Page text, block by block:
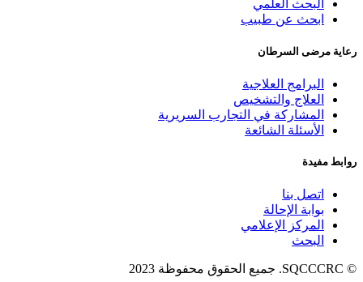
البحث العلمي
ابحث عن طبيب
رعاية مرضى السرطان
البرامج العلاجية
العلاج والتشخيص
المشاركة في التجارب السريرية
الأسئلة الشائعة
روابط مفيدة
اتصل بنا
بوابة الإحالة
المركز الإعلامي
البحث
© SQCCCRC. جميع الحقوق محفوظة 2023